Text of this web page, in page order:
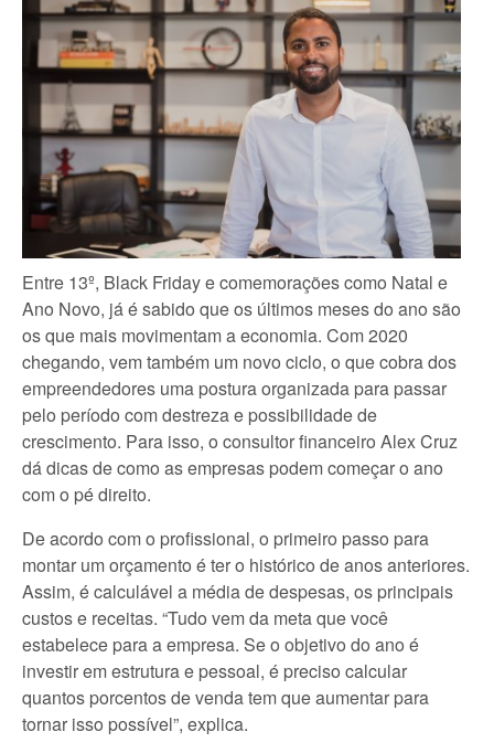
Entre 13º, Black Friday e comemorações como Natal e
Ano Novo, já é sabido que os últimos meses do ano são
os que mais movimentam a economia. Com 2020
chegando, vem também um novo ciclo, o que cobra dos
empreendedores uma postura organizada para passar
pelo período com destreza e possibilidade de
crescimento. Para isso, o consultor financeiro Alex Cruz
dá dicas de como as empresas podem começar o ano
com o pé direito.
De acordo com o profissional, o primeiro passo para
montar um orçamento é ter o histórico de anos anteriores.
Assim, é calculável a média de despesas, os principais
custos e receitas. “Tudo vem da meta que você
estabelece para a empresa. Se o objetivo do ano é
investir em estrutura e pessoal, é preciso calcular
quantos porcentos de venda tem que aumentar para
tornar isso possível”, explica.